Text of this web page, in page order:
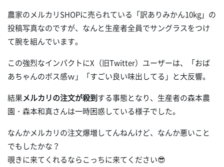
農家のメルカリSHOPに売られている「訳ありみかん10kg」の
投稿写真なのですが、なんと生産者全員でサングラスをつけ
て腕を組んでいます。
この強烈なインパクトにX（旧Twitter）ユーザーは、「おば
あちゃんのボス感ｗ」「すごい良い味出してる」と大反響。
結果メルカリの注文が殺到する事態となり、生産者の森本農
園・森本和真さんは一時困惑している様子でした。
なんかメルカリの注文爆増してんねんけど、なんか悪いこと
でもしたかな？
覗きに来てくれるならこっちに来てください😎